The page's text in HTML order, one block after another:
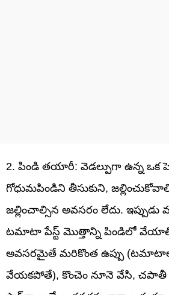
2. పిండి తయారీ: వెడల్పుగా ఉన్న ఒక
గోధుమపిండిని తీసుకుని,
జల్లించాల్సిన అవసరం లేదు. ఇప్పుడు
టమాటా పేస్ట్ మొత్తాన్ని పిండిలో
అవసరమైతే మరికొంత ఉప్పు (టమాటాలు
వేయకపోతే), కొంచెం నూనె వేసి, చపాతీ